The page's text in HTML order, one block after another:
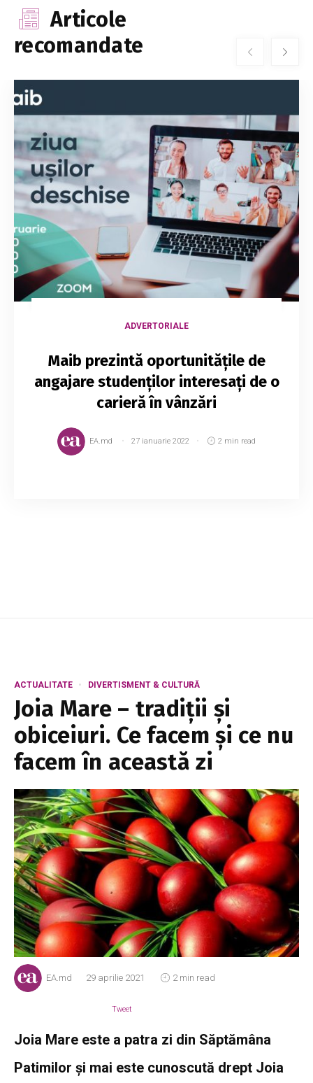
Articole
recomandate
ADVERTORIALE
Maib prezintă oportunitățile de
angajare studenților interesați de o
carieră în vânzări
EA.md 27 ianuarie 2022 2 min read
ACTUALITATE DIVERTISMENT & CULTURĂ
Joia Mare – tradiții și
obiceiuri. Ce facem și ce nu
facem în această zi
EA.md 29 aprilie 2021 2 min read
Tweet
Joia Mare este a patra zi din Săptămâna
Patimilor și mai este cunoscută drept Joia